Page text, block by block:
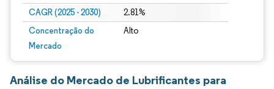
CAGR (2025 - 2030) 2.81%
Concentração do
Mercado
Alto
Análise do Mercado de Lubrificantes para